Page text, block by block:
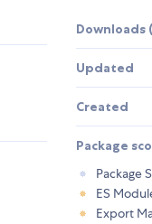
Downloads
Updated
Created
Package
Package
ES
Export